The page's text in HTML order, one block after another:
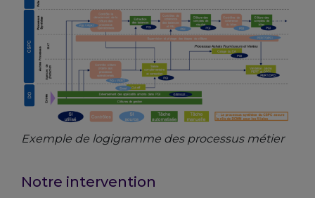
Exemple de logigramme des processus métier
Notre intervention